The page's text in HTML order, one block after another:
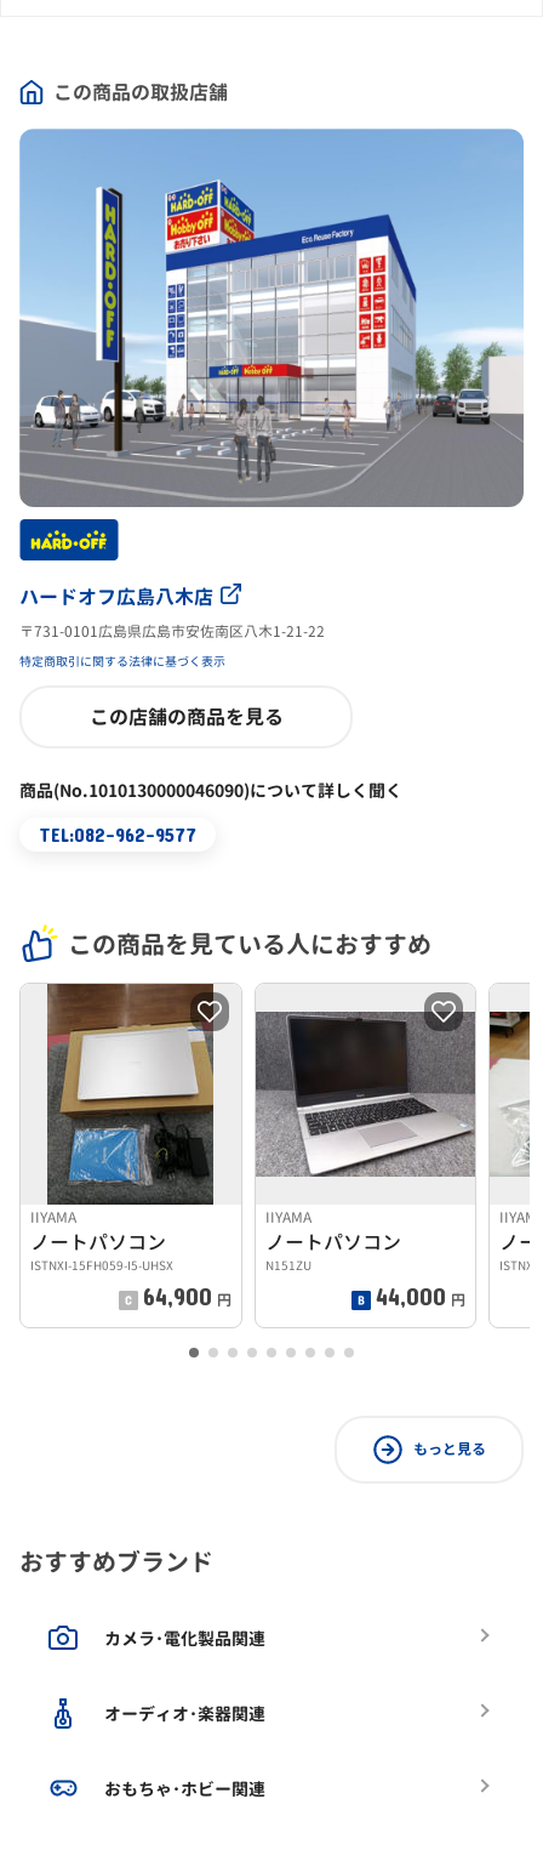
この商品の取扱店舗
ハードオフ広島八木店
〒731-0101広島県広島市安佐南区八木1-21-22
特定商取引に関する法律に基づく表示
この店舗の商品を見る
商品(No.1010130000046090)について詳しく聞く
TEL:082-962-9577
この商品を見ている人におすすめ
IIYAMA
ノートパソコン
ISTNXI-15FH059-I5-UHSX
64,900 円
IIYAMA
ノートパソコン
N151ZU
44,000 円
ノ
もっと見る
おすすめブランド
カメラ･電化製品関連
オーディオ･楽器関連
おもちゃ･ホビー関連